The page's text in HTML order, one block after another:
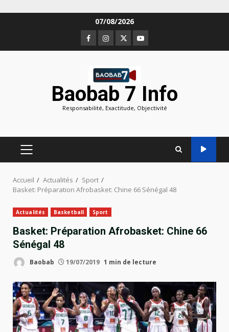
07/08/2026
Facebook
Instagram
TwitterYoutube
Baobab 7 Info
Responsabilité, Exactitude, Objectivité
MENU
PRINCIPAL
Accueil Actualités
Sport
Basket: Préparation Afrobasket: Chine 66 Sénégal 48
Actualités Basketball Sport
Basket: Préparation Afrobasket: Chine 66
Sénégal 48
Baobab 19/07/2019 1 min de lecture